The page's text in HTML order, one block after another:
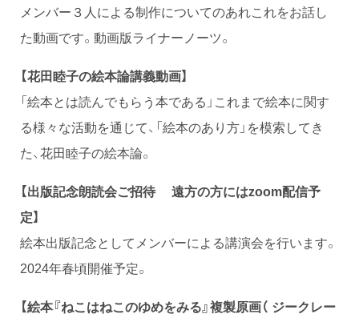
メンバー３人による制作についてのあれこれをお話し
た動画です。動画版ライナーノーツ。
【花田睦子の絵本論講義動画】
「絵本とは読んでもらう本である」これまで絵本に関す
る様々な活動を通じて、「絵本のあり方」を模索してき
た、花田睦子の絵本論。
【出版記念朗読会ご招待 遠方の方にはzoom配信予
定】
絵本出版記念としてメンバーによる講演会を行います。
2024年春頃開催予定。
【絵本『ねこはねこのゆめをみる』複製原画（ ジークレー